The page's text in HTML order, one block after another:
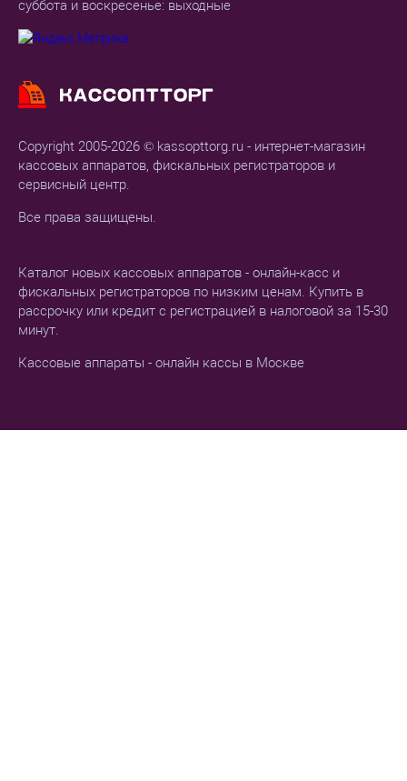
Copyright 2005-2026 © kassopttorg.ru - интернет-магазин
кассовых аппаратов, фискальных регистраторов и
сервисный центр.
Все права защищены.
Каталог новых кассовых аппаратов - онлайн-касс и
фискальных регистраторов по низким ценам. Купить в
рассрочку или кредит с регистрацией в налоговой за 15-30
минут.
Кассовые аппараты - онлайн кассы в Москве
суббота и воскресенье: выходные